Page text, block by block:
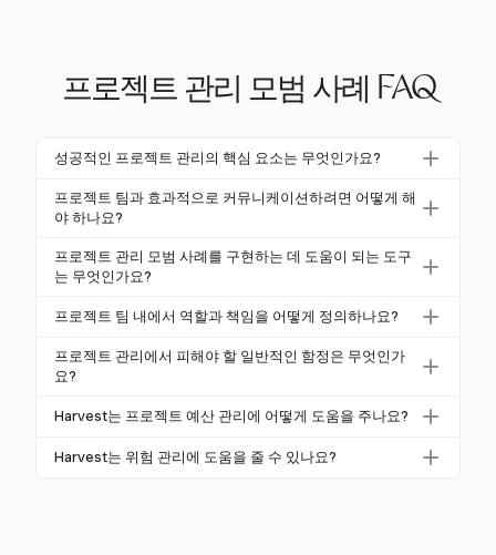
프로젝트 관리 모범 사례 FAQ
성공적인 프로젝트 관리의 핵심 요소는 무엇인가요?
성공적인 프로젝트 관리의 핵심 요소는 명확한 목표 정
의, 세심한 계획, 효과적인 커뮤니케이션, 위험 평가 및
하면 성공률을 2.5배 증가시킬 수 있습니다.
프로젝트 팀과 효과적으로 커뮤니케이션하려면 어떻게 해
야 하나요?
효과적인 커뮤니케이션은 명확한 채널 설정, 정기적인
회의 및 양방향 대화를 포함합니다. Slack 및 Trello와
실시간 업데이트를 원활하게 하여 모든 사람이 정보를
공유하고 조율할 수 있도록 합니다.
프로젝트 관리 모범 사례를 구현하는 데 도움이 되는 도구
는 무엇인가요?
Harvest와 같은 도구는 프로젝트 관리 모범 사례를 구
스 및 예산, 팀 역할 및 커뮤니케이션을 효과적으로 관
리하는 데 도움이 되는 상세 보고서를 제공합니다.
프로젝트 팀 내에서 역할과 책임을 어떻게 정의하나요?
역할과 책임은 특정 작업, 목표 및 필요한 기술을 명시
하여 정의할 수 있습니다. Harvest는 프로젝트 관리자
여 프로젝트 팀 내에서 명확성과 책임을 보장합니다.
프로젝트 관리에서 피해야 할 일반적인 함정은 무엇인가
요?
일반적인 함정으로는 불명확한 목표, 불충분한 계획,
t는 효과적인 계획, 커뮤니케이션 및 예산 관리를 위한
Harvest는 프로젝트 예산 관리에 어떻게 도움을 주나요?
Harvest는 상세한 예산 보고서 및 알림을 제공하여 프
Harvest는 위험 관리에 도움을 줄 수 있나요?